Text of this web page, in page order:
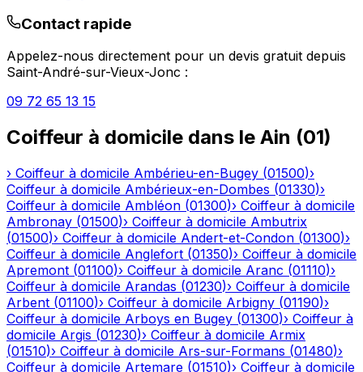
Contact rapide
Appelez-nous directement pour un devis gratuit depuis
Saint-André-sur-Vieux-Jonc :
09 72 65 13 15
Coiffeur à domicile dans le Ain (01)
› Coiffeur à domicile Ambérieu-en-Bugey (01500)›
Coiffeur à domicile Ambérieux-en-Dombes (01330)›
Coiffeur à domicile Ambléon (01300)› Coiffeur à domicile
Ambronay (01500)› Coiffeur à domicile Ambutrix
(01500)› Coiffeur à domicile Andert-et-Condon (01300)›
Coiffeur à domicile Anglefort (01350)› Coiffeur à domicile
Apremont (01100)› Coiffeur à domicile Aranc (01110)›
Coiffeur à domicile Arandas (01230)› Coiffeur à domicile
Arbent (01100)› Coiffeur à domicile Arbigny (01190)›
Coiffeur à domicile Arboys en Bugey (01300)› Coiffeur à
domicile Argis (01230)› Coiffeur à domicile Armix
(01510)› Coiffeur à domicile Ars-sur-Formans (01480)›
Coiffeur à domicile Artemare (01510)› Coiffeur à domicile